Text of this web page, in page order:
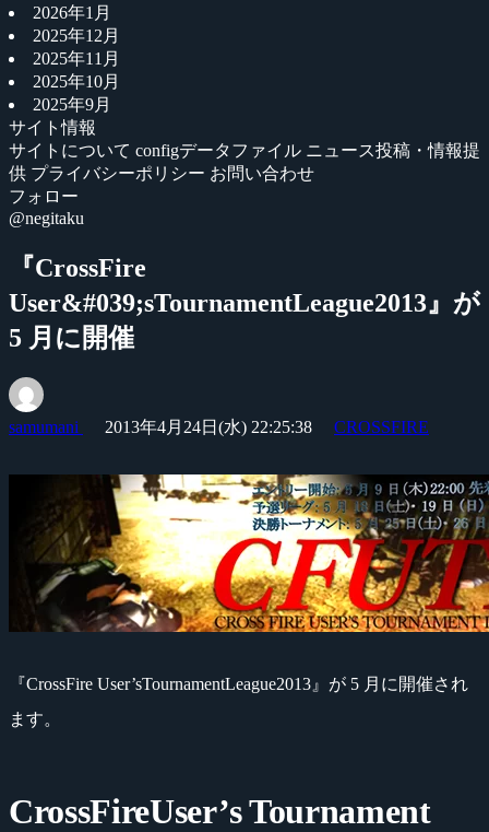
2026年1月
2025年12月
2025年11月
2025年10月
2025年9月
サイト情報
サイトについて configデータファイル ニュース投稿・情報提
供 プライバシーポリシー お問い合わせ
フォロー
@negitaku
『CrossFire
User&#039;sTournamentLeague2013』が
5 月に開催
samumani 2013年4月24日(水) 22:25:38 CROSSFIRE
『CrossFire User’sTournamentLeague2013』が 5 月に開催され
ます。
CrossFireUser’s Tournament